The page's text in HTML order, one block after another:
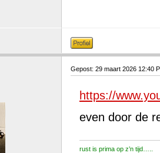
Gepost: 29 maart 2026 12:40
https://
even door de
rust is prima op z’n tijd…..